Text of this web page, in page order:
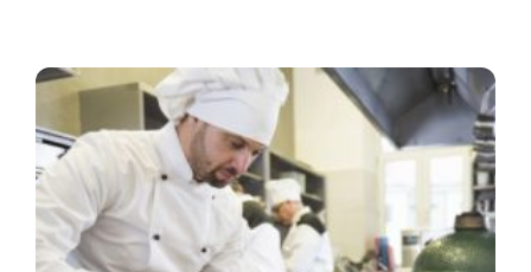
redaktionen så...